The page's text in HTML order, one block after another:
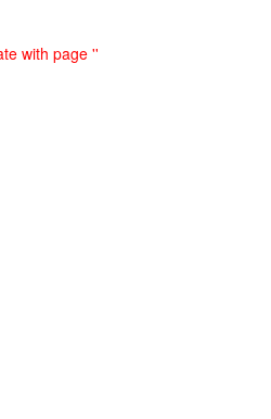
with page ''